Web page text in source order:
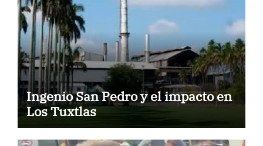
Ingenio San Pedro y el impacto en
Los Tuxtlas